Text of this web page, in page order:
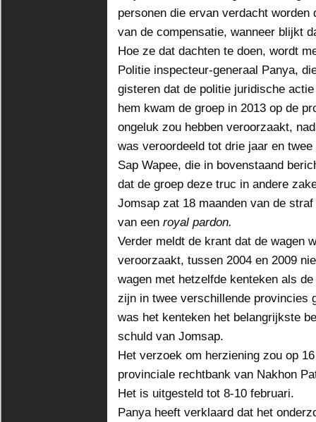
personen die ervan verdacht
van de compensatie, wanneer blijkt
Hoe ze dat dachten te doen, wordt
Politie inspecteur-generaal Panya,
gisteren dat de politie juridische
hem kwam de groep in 2013 op de
ongeluk zou hebben veroorzaakt,
was veroordeeld tot drie jaar en
Sap Wapee, die in bovenstaand
dat de groep deze truc in andere
Jomsap zat 18 maanden van de
van een royal pardon.
Verder meldt de krant dat de wagen
veroorzaakt, tussen 2004 en 2009
wagen met hetzelfde kenteken als
zijn in twee verschillende provincies
was het kenteken het belangrijkste
schuld van Jomsap.
Het verzoek om herziening zou op
provinciale rechtbank van Nakhon
Het is uitgesteld tot 8-10 februari.
Panya heeft verklaard dat het